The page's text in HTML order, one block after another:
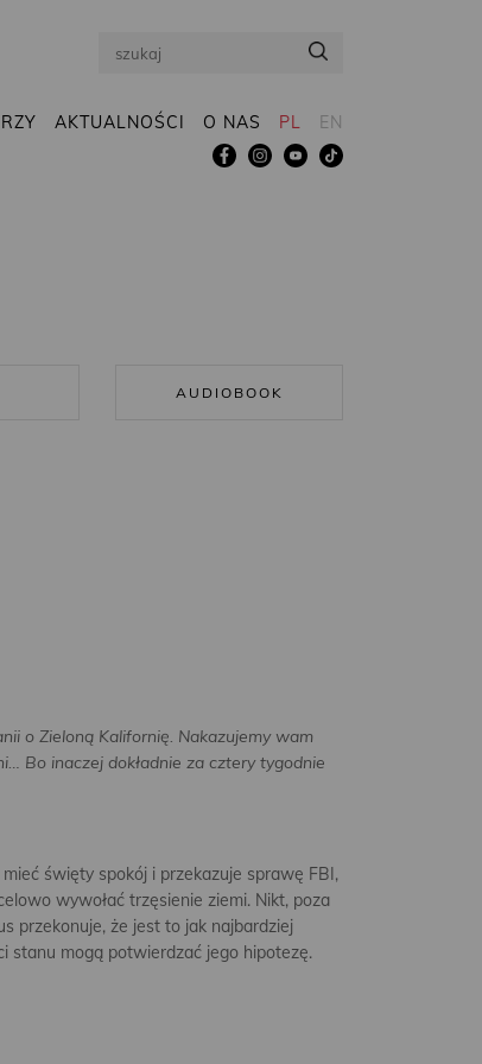
Search
AKTUALNOŚCI O NAS PL EN
AUDIOBOOK
o Zieloną Kalifornię. Nakazujemy wam
Bo inaczej dokładnie za cztery tygodnie
święty spokój i przekazuje sprawę FBI,
wywołać trzęsienie ziemi. Nikt, poza
przekonuje, że jest to jak najbardziej
stanu mogą potwierdzać jego hipotezę.